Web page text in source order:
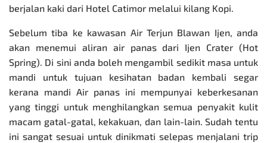
berjalan kaki dari Hotel Catimor melalui kilang Kopi.
Sebelum tiba ke kawasan Air Terjun Blawan Ijen, anda
akan menemui aliran air panas dari Ijen Crater (Hot
Spring). Di sini anda boleh mengambil sedikit masa untuk
mandi untuk tujuan kesihatan badan kembali segar
kerana mandi Air panas ini mempunyai keberkesanan
yang tinggi untuk menghilangkan semua penyakit kulit
macam gatal-gatal, kekakuan, dan lain-lain. Sudah tentu
ini sangat sesuai untuk dinikmati selepas menjalani trip